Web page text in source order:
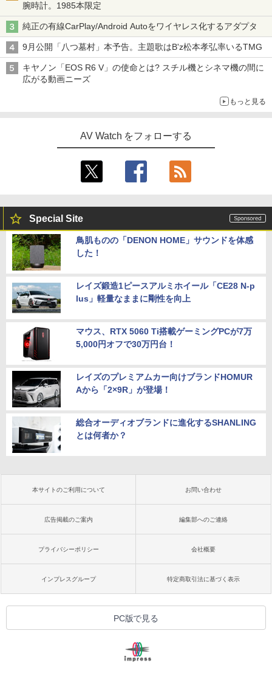
腕時計。1985本限定
純正の有線CarPlay/Android Autoをワイヤレス化するアダプタ
9月公開「八つ墓村」本予告。主題歌はB'z松本孝弘率いるTMG
キヤノン「EOS R6 V」の使命とは? スチル機とシネマ機の間に
広がる動画ニーズ
もっと見る
AV Watch をフォローする
Special Site
鳥肌ものの「DENON HOME」サウンドを体感
した！
レイズ鍛造1ピースアルミホイール「CE28 N-p
lus」軽量なままに剛性を向上
マウス、RTX 5060 Ti搭載ゲーミングPCが7万
5,000円オフで30万円台！
レイズのプレミアムカー向けブランドHOMUR
Aから「2×9R」が登場！
総合オーディオブランドに進化するSHANLING
とは何者か？
本サイトのご利用について お問い合わせ
広告掲載のご案内 編集部へのご連絡
プライバシーポリシー 会社概要
インプレスグループ 特定商取引法に基づく表示
PC版で見る